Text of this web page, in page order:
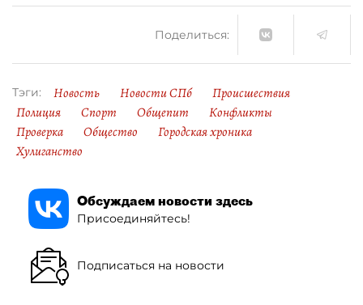
Поделиться:
Тэги: Новость Новости СПб
Происшествия
Полиция
Спорт Общепит
Конфликты
Проверка
Общество
Городская хроника
Хулиганство
Обсуждаем новости здесь
Присоединяйтесь!
Подписаться на новости